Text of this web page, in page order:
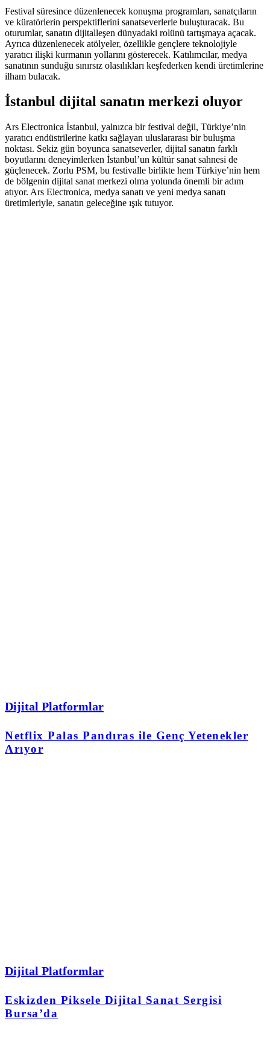
Festival süresince düzenlenecek konuşma programları, sanatçıların
ve küratörlerin perspektiflerini sanatseverlerle buluşturacak. Bu
oturumlar, sanatın dijitalleşen dünyadaki rolünü tartışmaya açacak.
Ayrıca düzenlenecek atölyeler, özellikle gençlere teknolojiyle
yaratıcı ilişki kurmanın yollarını gösterecek. Katılımcılar, medya
sanatının sunduğu sınırsız olasılıkları keşfederken kendi üretimlerine
ilham bulacak.
İstanbul dijital sanatın merkezi oluyor
Ars Electronica İstanbul, yalnızca bir festival değil, Türkiye’nin
yaratıcı endüstrilerine katkı sağlayan uluslararası bir buluşma
noktası. Sekiz gün boyunca sanatseverler, dijital sanatın farklı
boyutlarını deneyimlerken İstanbul’un kültür sanat sahnesi de
güçlenecek. Zorlu PSM, bu festivalle birlikte hem Türkiye’nin hem
de bölgenin dijital sanat merkezi olma yolunda önemli bir adım
atıyor. Ars Electronica, medya sanatı ve yeni medya sanatı
üretimleriyle, sanatın geleceğine ışık tutuyor.
Dijital Platformlar
Netflix Palas Pandıras ile Genç Yetenekler
Arıyor
Dijital Platformlar
Eskizden Piksele Dijital Sanat Sergisi
Bursa’da